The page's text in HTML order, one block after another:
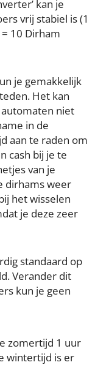
kan je
vrij stabiel is (1
10 Dirham
je gemakkelijk
Het kan
niet
in de
aan te raden om
cash bij je te
van je
dirhams weer
het wisselen
je deze zeer
standaard op
Verander dit
kun je geen
zomertijd 1 uur
wintertijd is er